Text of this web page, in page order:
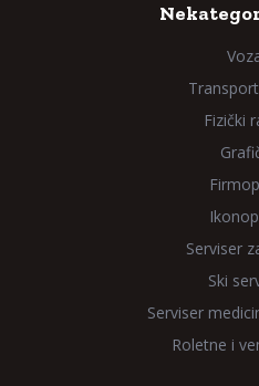
Fizički
Serviser
Ski
Serviser
Roletne i